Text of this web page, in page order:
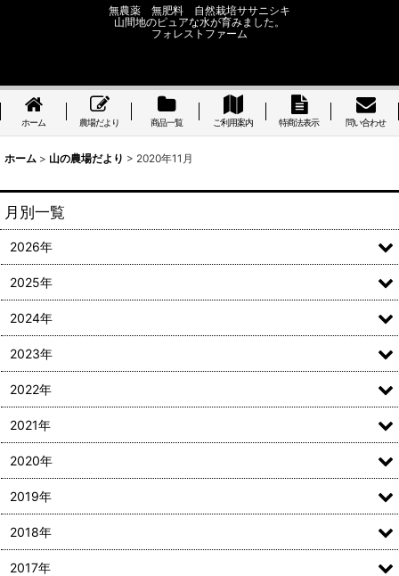
無農薬 無肥料 自然栽培ササニシキ
山間地のピュアな水が育みました。
フォレストファーム
ホーム 農場だより 商品一覧 ご利用案内 特商法表示 問い合わせ
ホーム > 山の農場だより > 2020年11月
月別一覧
2026年
2025年
2024年
2023年
2022年
2021年
2020年
2019年
2018年
2017年